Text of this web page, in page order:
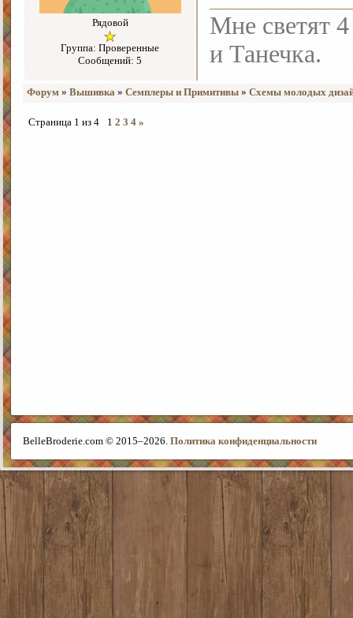
Рядовой
Группа: Проверенные
Сообщений: 5
Мне светят
и Танечка.
Форум » Вышивка » Семплеры и Примитивы » Схемы молодых
Страница 1 из 4 1 2 3 4 »
BelleBroderie.com © 2015–2026. Политика конфиденциальности